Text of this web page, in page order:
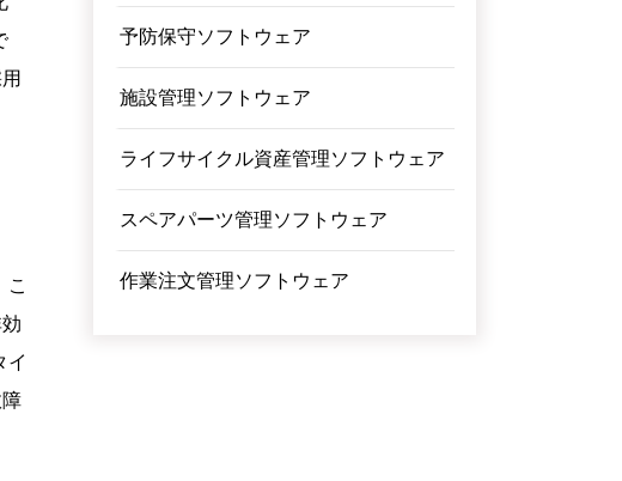
予防保守ソフトウェア
施設管理ソフトウェア
ライフサイクル資産管理ソフトウェア
スペアパーツ管理ソフトウェア
作業注文管理ソフトウェア